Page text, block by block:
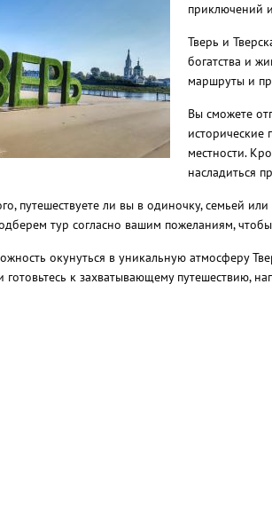
приключений
Тверь и
богатства и
маршруты и
Вы сможете
исторические
местности.
насладиться
путешествуете ли вы в одиночку, семьей
тур согласно вашим пожеланиям,
окунуться в уникальную атмосферу
готовьтесь к захватывающему путешествию,